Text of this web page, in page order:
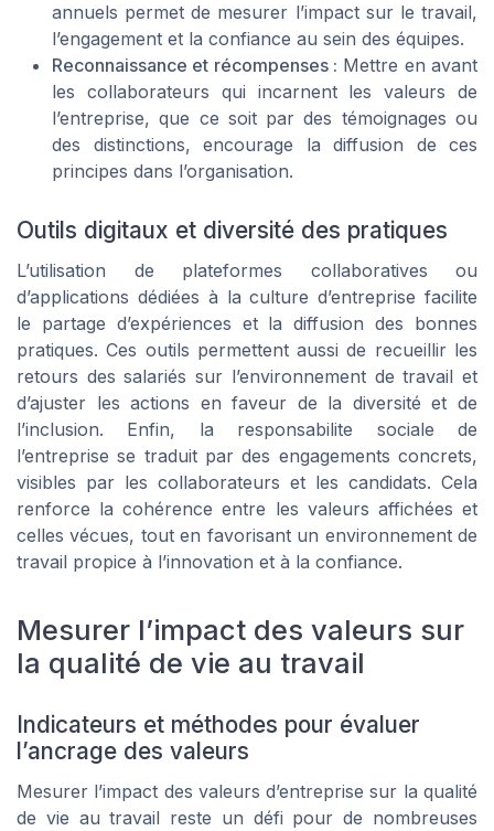
annuels permet de mesurer l’impact sur le travail,
l’engagement et la confiance au sein des équipes.
Reconnaissance et récompenses : Mettre en avant
les collaborateurs qui incarnent les valeurs de
l’entreprise, que ce soit par des témoignages ou
des distinctions, encourage la diffusion de ces
principes dans l’organisation.
Outils digitaux et diversité des pratiques
L’utilisation de plateformes collaboratives ou
d’applications dédiées à la culture d’entreprise facilite
le partage d’expériences et la diffusion des bonnes
pratiques. Ces outils permettent aussi de recueillir les
retours des salariés sur l’environnement de travail et
d’ajuster les actions en faveur de la diversité et de
l’inclusion. Enfin, la responsabilite sociale de
l’entreprise se traduit par des engagements concrets,
visibles par les collaborateurs et les candidats. Cela
renforce la cohérence entre les valeurs affichées et
celles vécues, tout en favorisant un environnement de
travail propice à l’innovation et à la confiance.
Mesurer l’impact des valeurs sur
la qualité de vie au travail
Indicateurs et méthodes pour évaluer
l’ancrage des valeurs
Mesurer l’impact des valeurs d’entreprise sur la qualité
de vie au travail reste un défi pour de nombreuses